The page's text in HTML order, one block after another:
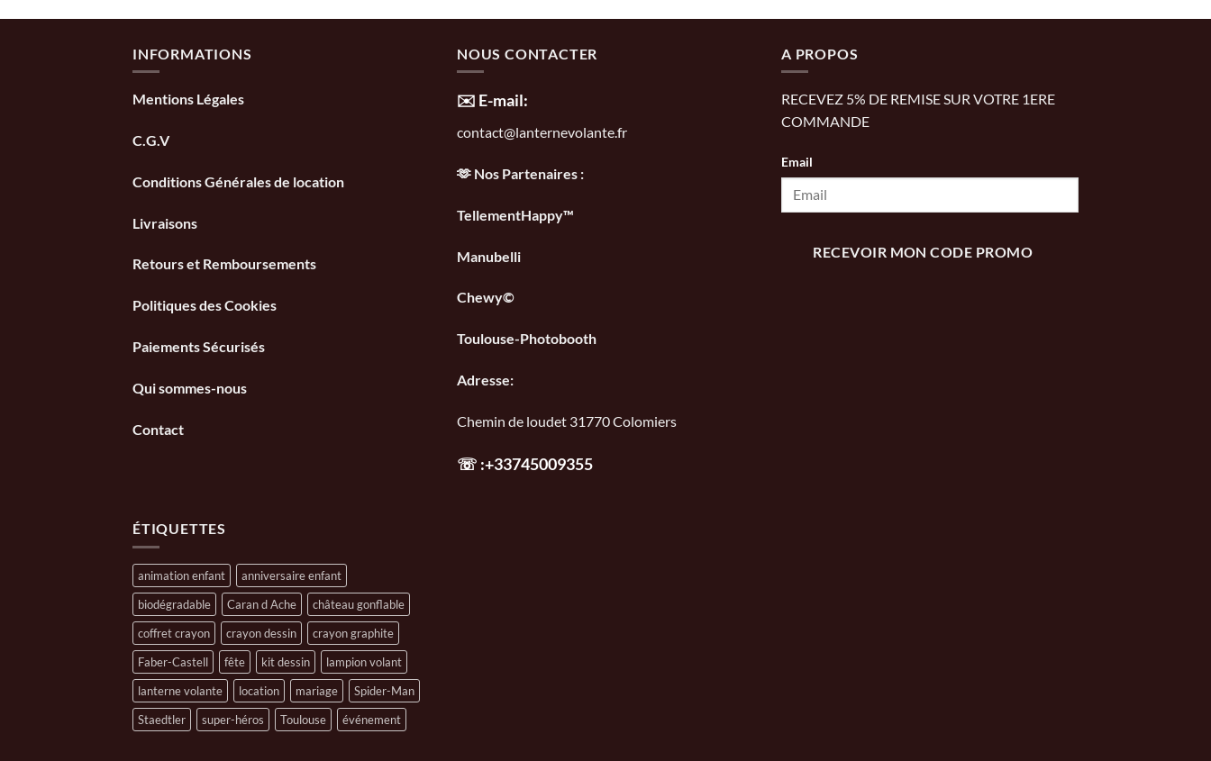
INFORMATIONS
Mentions Légales
C.G.V
Conditions Générales de location
Livraisons
Retours et Remboursements
Politiques des Cookies
Paiements Sécurisés
Qui sommes-nous
Contact
NOUS CONTACTER
✉️ E-mail:
contact@lanternevolante.fr
🫶 Nos Partenaires :
TellementHappy™
Manubelli
Chewy©
Toulouse-Photobooth
Adresse:
Chemin de loudet 31770 Colomiers
☏ :+33745009355
A PROPOS
RECEVEZ 5% DE REMISE SUR VOTRE 1ERE
COMMANDE
Email
RECEVOIR MON CODE PROMO
ÉTIQUETTES
animation enfant
anniversaire enfant
biodégradable
Caran d Ache
château gonflable
coffret crayon
crayon dessin
crayon graphite
Faber-Castell
fête kit dessin
lampion volant
lanterne volante
location mariage
Spider-Man
Staedtler
super-héros Toulouse événement